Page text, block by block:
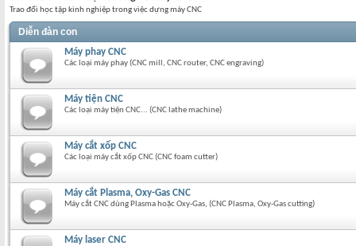
Trao đổi học tập kinh nghiệp trong việc dựng máy CNC
Diễn đàn con
Máy phay CNC
Các loại máy phay (CNC mill, CNC router, CNC engraving)
Máy tiện CNC
Các loại máy tiện CNC... (CNC lathe machine)
Máy cắt xốp CNC
Các loại máy cắt xốp CNC (CNC foam cutter)
Máy cắt Plasma, Oxy-Gas CNC
Máy cắt CNC dùng Plasma hoặc Oxy-Gas, (CNC Plasma, Oxy-Gas cutting)
Máy laser CNC